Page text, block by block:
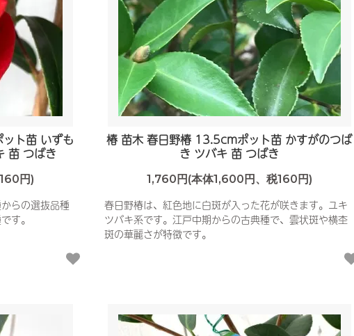
ト苗 いずも
苗 つばき
円)
らの選抜品種
す。
椿 苗木 春日野椿 13.5cmポット苗 かすがのつば
き ツバキ 苗 つばき
1,760円(本体1,600円、税160円)
春日野椿は、紅色地に白斑が入った花が咲きます。ユキ
ツバキ系です。江戸中期からの古典種で、雲状斑や横杢
斑の華麗さが特徴です。